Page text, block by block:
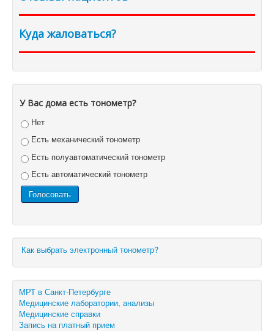
Куда жаловаться?
У Вас дома есть тонометр?
Нет
Есть механический тонометр
Есть полуавтоматический тонометр
Есть автоматический тонометр
Как выбрать электронный тонометр?
МРТ в Санкт-Петербурге
Медицинские лаборатории, анализы
Медицинские справки
Запись на платный прием